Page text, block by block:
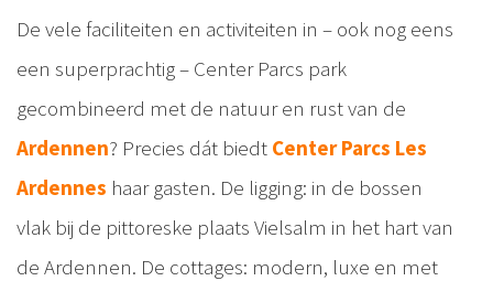
De vele faciliteiten en activiteiten in – ook nog eens
een superprachtig – Center Parcs park
gecombineerd met de natuur en rust van de
Ardennen? Precies dát biedt Center Parcs Les
Ardennes haar gasten. De ligging: in de bossen
vlak bij de pittoreske plaats Vielsalm in het hart van
de Ardennen. De cottages: modern, luxe en met